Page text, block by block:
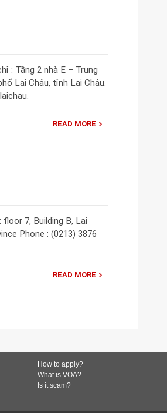
: Tầng 2 nhà E – Trung
Lai Châu, tỉnh Lai Châu.
READ MORE
7, Building B, Lai
Phone : (0213) 3876
READ MORE
How to apply?
What is VOA?
Is it scam?